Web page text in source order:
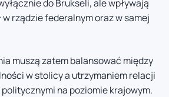
do Brukseli, ale wpływają
w rządzie federalnym oraz w samej
muszą zatem balansować między
w stolicy a utrzymaniem relacji
na poziomie krajowym.